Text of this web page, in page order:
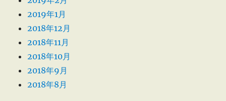
2019年1月
2018年12月
2018年11月
2018年10月
2018年9月
2018年8月